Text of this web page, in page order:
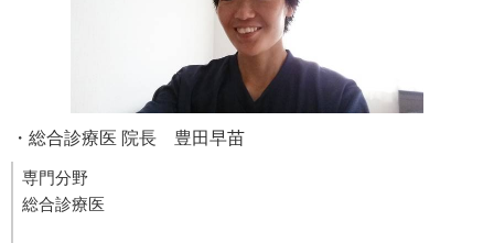
・総合診療医 院長 豊田早苗
専門分野
総合診療医